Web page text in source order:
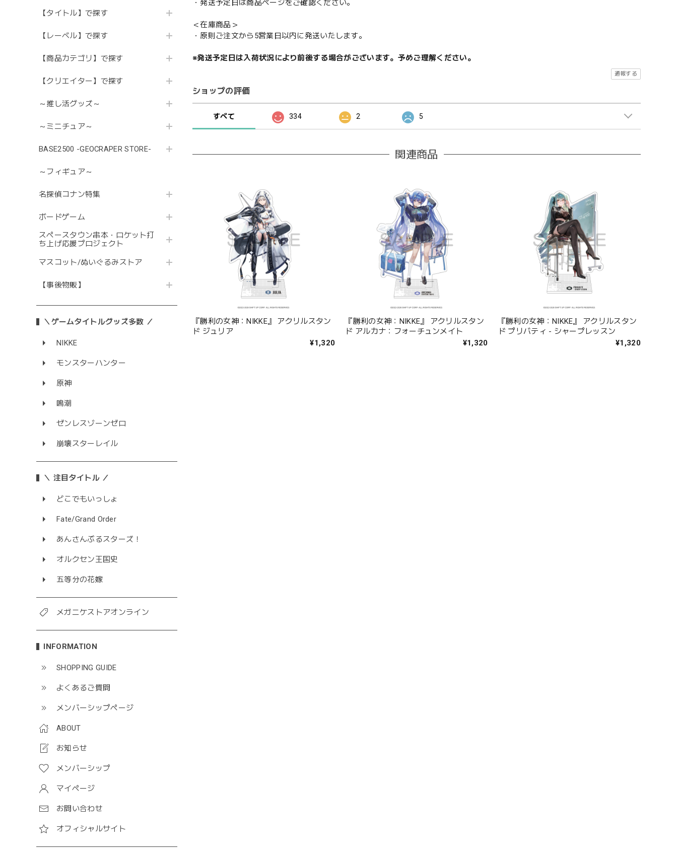
【タイトル】で探す
【レーベル】で探す
【商品カテゴリ】で探す
【クリエイター】で探す
～推し活グッズ～
～ミニチュア～
BASE2500 -GEOCRAPER STORE-
～フィギュア～
名探偵コナン特集
ボードゲーム
スペースタウン串本・ロケット打
ち上げ応援プロジェクト
マスコット/ぬいぐるみストア
【事後物販】
＼ゲームタイトルグッズ多数 ／
NIKKE
モンスターハンター
原神
鳴潮
ゼンレスゾーンゼロ
崩壊スターレイル
＼ 注目タイトル ／
どこでもいっしょ
Fate/Grand Order
あんさんぶるスターズ！
オルクセン王国史
五等分の花嫁
メガニケストアオンライン
INFORMATION
SHOPPING GUIDE
よくあるご質問
メンバーシップページ
ABOUT
お知らせ
メンバーシップ
マイページ
お問い合わせ
オフィシャルサイト
・発送予定日は商品ページをご確認ください。
＜在庫商品＞
・原則ご注文から5営業日以内に発送いたします。
※発送予定日は入荷状況により前後する場合がございます。予めご理解ください。
通報する
ショップの評価
すべて 334 2 5
関連商品
『勝利の女神：NIKKE』 アクリルスタン
ド ジュリア
¥1,320
『勝利の女神：NIKKE』 アクリルスタン
ド アルカナ：フォーチュンメイト
¥1,320
『勝利の女神：NIKKE』 アクリルスタン
ド プリバティ - シャープレッスン
¥1,320